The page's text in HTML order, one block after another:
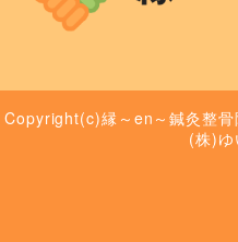
Copyright(c)縁～en～鍼灸整
(株)ゆ